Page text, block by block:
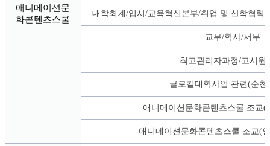
애니메이션문
화콘텐츠스쿨
대학회계/입시/교육혁신본부/취업 및 산학협력
교무/학사/서무
최고관리자과정/고시원
글로컬대학사업 관련(순천
애니메이션문화콘텐츠스쿨 조교(
애니메이션문화콘텐츠스쿨 조교(